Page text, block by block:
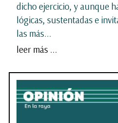
dicho ejercicio, y aunque
lógicas, sustentadas e
las más...
leer más ...